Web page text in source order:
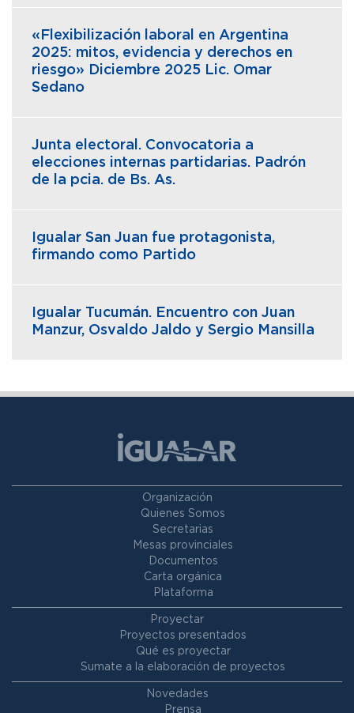
«Flexibilización laboral en Argentina
2025: mitos, evidencia y derechos en
riesgo» Diciembre 2025 Lic. Omar
Sedano
Junta electoral. Convocatoria a
elecciones internas partidarias. Padrón
de la pcia. de Bs. As.
Igualar San Juan fue protagonista,
firmando como Partido
Igualar Tucumán. Encuentro con Juan
Manzur, Osvaldo Jaldo y Sergio Mansilla
Organización
Quienes Somos
Secretarias
Mesas provinciales
Documentos
Carta orgánica
Plataforma
Proyectar
Proyectos presentados
Qué es proyectar
Sumate a la elaboración de proyectos
Novedades
Prensa